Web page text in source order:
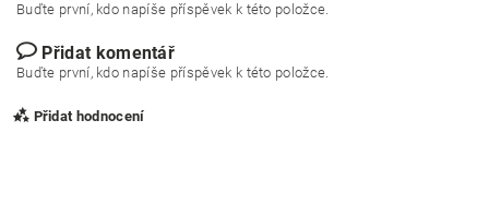
Buďte první, kdo napíše příspěvek k této položce.
Přidat komentář
Buďte první, kdo napíše příspěvek k této položce.
Přidat hodnocení